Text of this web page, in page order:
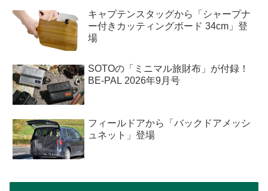
キャプテンスタッグから「シャープナ
ー付きカッティングボード 34cm」登
場
SOTOの「ミニマル旅財布」が付録！
BE-PAL 2026年9月号
フィールドアから「バックドアメッシ
ュネット」登場